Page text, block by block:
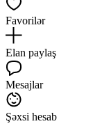
Favorilər
Elan paylaş
Mesajlar
Şəxsi hesab